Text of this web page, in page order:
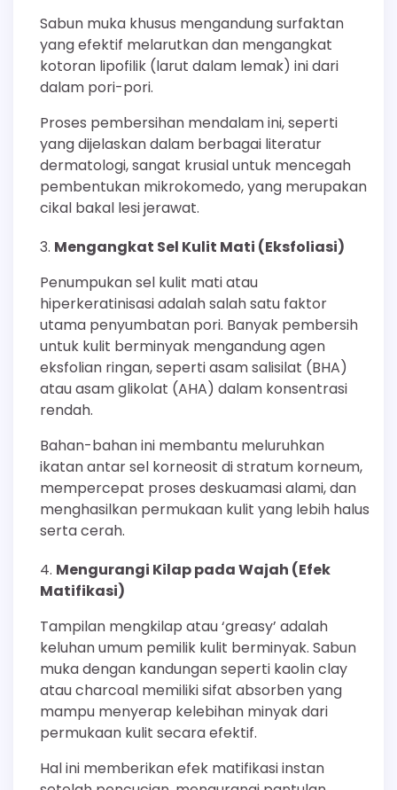
Sabun muka khusus mengandung surfaktan
yang efektif melarutkan dan mengangkat
kotoran lipofilik (larut dalam lemak) ini dari
dalam pori-pori.
Proses pembersihan mendalam ini, seperti
yang dijelaskan dalam berbagai literatur
dermatologi, sangat krusial untuk mencegah
pembentukan mikrokomedo, yang merupakan
cikal bakal lesi jerawat.
Mengangkat Sel Kulit Mati (Eksfoliasi)
Penumpukan sel kulit mati atau
hiperkeratinisasi adalah salah satu faktor
utama penyumbatan pori. Banyak pembersih
untuk kulit berminyak mengandung agen
eksfolian ringan, seperti asam salisilat (BHA)
atau asam glikolat (AHA) dalam konsentrasi
rendah.
Bahan-bahan ini membantu meluruhkan
ikatan antar sel korneosit di stratum korneum,
mempercepat proses deskuamasi alami, dan
menghasilkan permukaan kulit yang lebih halus
serta cerah.
Mengurangi Kilap pada Wajah (Efek
Matifikasi)
Tampilan mengkilap atau ‘greasy’ adalah
keluhan umum pemilik kulit berminyak. Sabun
muka dengan kandungan seperti kaolin clay
atau charcoal memiliki sifat absorben yang
mampu menyerap kelebihan minyak dari
permukaan kulit secara efektif.
Hal ini memberikan efek matifikasi instan